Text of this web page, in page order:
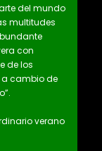
del mundo
multitudes
con
de los
a cambio de
verano